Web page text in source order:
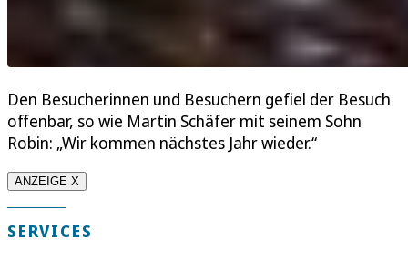
Den Besucherinnen und Besuchern gefiel der Besuch
offenbar, so wie Martin Schäfer mit seinem Sohn
Robin: „Wir kommen nächstes Jahr wieder.“
ANZEIGE X
SERVICES